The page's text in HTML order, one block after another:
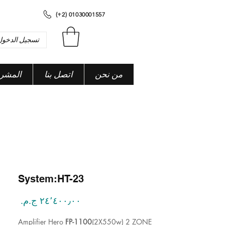
اتصل بنا من نحن
تسجيل
(+2) 01030001557
System:HT-23
Amplifier Hero FP-1100(2X550w) 2 ZONE